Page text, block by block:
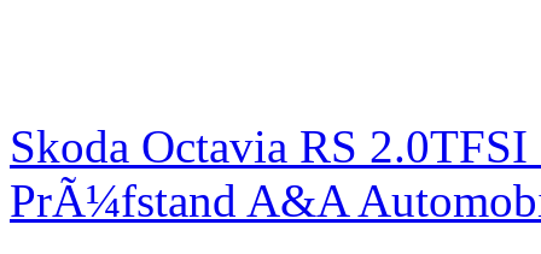
Skoda Octavia RS
PrÃ¼fstand A&A